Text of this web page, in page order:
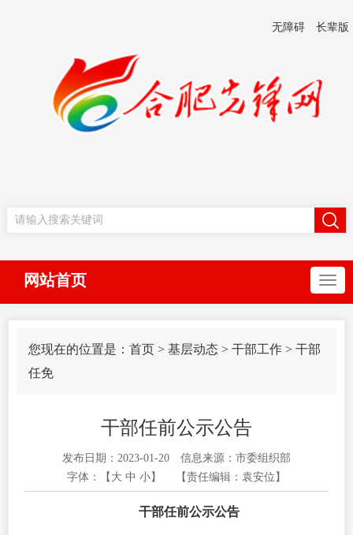
无障碍 长辈版
网站首页
您现在的位置是： 首页 > 基层动态 > 干部工作 > 干部
任免
干部任前公示公告
发布日期：2023-01-20
信息来源：市委组织部
字体：【 大 中 小 】 【责任编辑：袁安位】
干部任前公示公告